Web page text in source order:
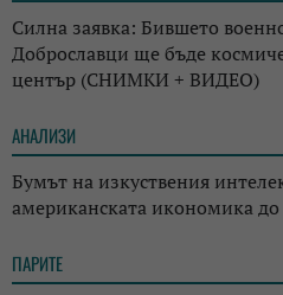
Силна заявка: Бившето
Доброславци ще бъде
център (СНИМКИ + ВИДЕО)
АНАЛИЗИ
Бумът на изкуствения
американската икономика до
ПАРИТЕ